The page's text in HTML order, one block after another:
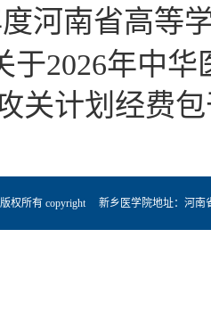
度河南省高等
于2026年中
关计划经费
权所有 copyright 新乡医学院地址：河